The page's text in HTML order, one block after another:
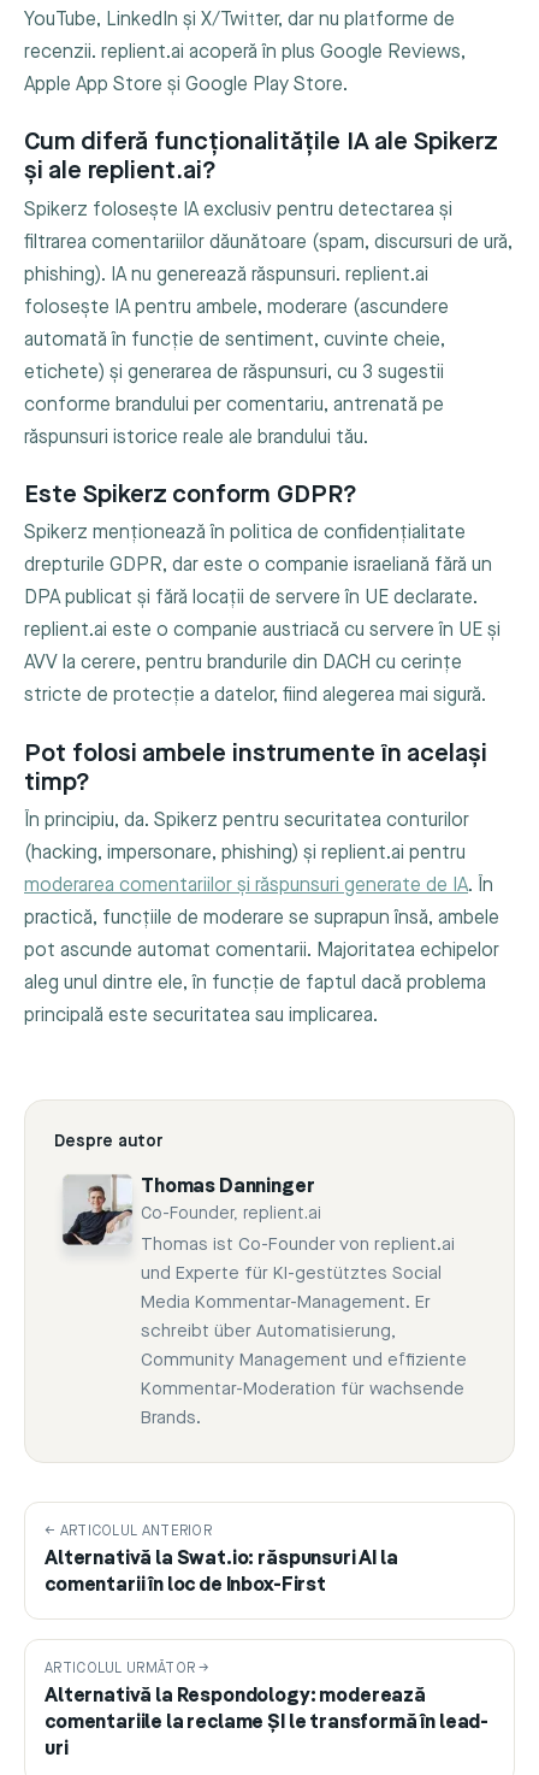
YouTube, LinkedIn și X/Twitter, dar nu platforme de
recenzii. replient.ai acoperă în plus Google Reviews,
Apple App Store și Google Play Store.
Cum diferă funcționalitățile IA ale Spikerz
și ale replient.ai?
Spikerz folosește IA exclusiv pentru detectarea și
filtrarea comentariilor dăunătoare (spam, discursuri de ură,
phishing). IA nu generează răspunsuri. replient.ai
folosește IA pentru ambele, moderare (ascundere
automată în funcție de sentiment, cuvinte cheie,
etichete) și generarea de răspunsuri, cu 3 sugestii
conforme brandului per comentariu, antrenată pe
răspunsuri istorice reale ale brandului tău.
Este Spikerz conform GDPR?
Spikerz menționează în politica de confidențialitate
drepturile GDPR, dar este o companie israeliană fără un
DPA publicat și fără locații de servere în UE declarate.
replient.ai este o companie austriacă cu servere în UE și
AVV la cerere, pentru brandurile din DACH cu cerințe
stricte de protecție a datelor, fiind alegerea mai sigură.
Pot folosi ambele instrumente în același
timp?
În principiu, da. Spikerz pentru securitatea conturilor
(hacking, impersonare, phishing) și replient.ai pentru
moderarea comentariilor și răspunsuri generate de IA. În
practică, funcțiile de moderare se suprapun însă, ambele
pot ascunde automat comentarii. Majoritatea echipelor
aleg unul dintre ele, în funcție de faptul dacă problema
principală este securitatea sau implicarea.
Despre autor
Thomas Danninger
Co-Founder, replient.ai
Thomas ist Co-Founder von replient.ai
und Experte für KI-gestütztes Social
Media Kommentar-Management. Er
schreibt über Automatisierung,
Community Management und effiziente
Kommentar-Moderation für wachsende
Brands.
← ARTICOLUL ANTERIOR
Alternativă la Swat.io: răspunsuri AI la
comentarii în loc de Inbox-First
ARTICOLUL URMĂTOR →
Alternativă la Respondology: moderează
comentariile la reclame ȘI le transformă în lead-
uri